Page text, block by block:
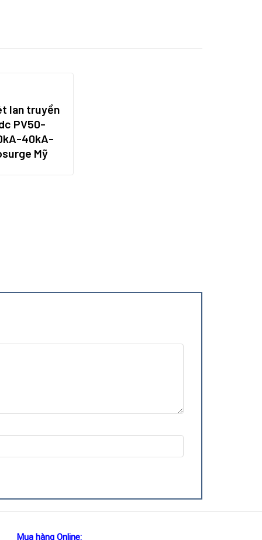
lan truyền
PV50-
40kA-
Mỹ
Mua hàng Online: